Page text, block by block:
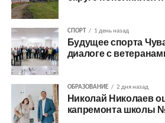
СПОРТ 1 день назад
Будущее спорта
диалоге с
ОБРАЗОВАНИЕ 2 дня назад
Николай Николаев
капремонта школы